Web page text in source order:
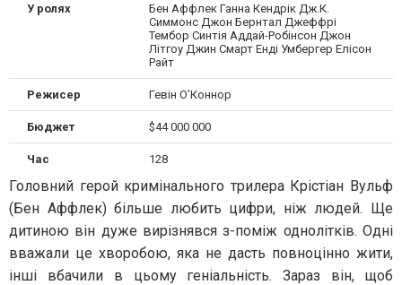
У ролях
Бен Аффлек Ганна Кендрік Дж.К.
Симмонс Джон Бернтал Джеффрі
Тембор Синтія Аддай-Робінсон Джон
Літгоу Джин Смарт Енді Умбергер Елісон
Райт
Режисер Гевін О’Коннор
Бюджет $44 000 000
Час 128
Головний герой кримінального трилера Крістіан Вульф
(Бен Аффлек) більше любить цифри, ніж людей. Ще
дитиною він дуже вирізнявся з-поміж однолітків. Одні
вважали це хворобою, яка не дасть повноцінно жити,
інші вбачили в цьому геніальність. Зараз він, щоб